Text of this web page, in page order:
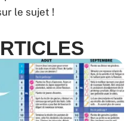
le sujet !